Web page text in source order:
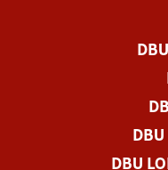
DBU